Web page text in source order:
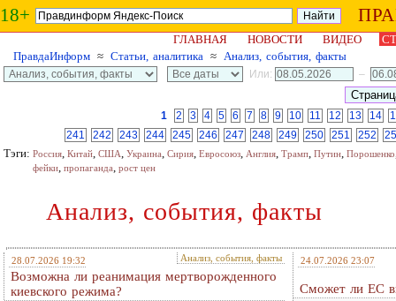
18+
ГЛАВНАЯ НОВОСТИ ВИДЕО
ПравдаИнформ ≈ Статьи, аналитика ≈ Анализ, события, факты
Или: –
1 2 3 4 5 6 7 8 9 10 11 12 13 14
241
242 243 244 245 246 247 248 249 250 251 252
Тэги: Россия, Китай, США, Украина, Сирия, Евросоюз, Англия, Трамп, Путин, Порошенко
фейки, пропаганда, рост цен
Анализ, события, факты
28.07.2026 19:32 Анализ, события, факты
Возможна ли реанимация мертворожденного
киевского режима?
24.07.2026 23:07
Сможет ли ЕС